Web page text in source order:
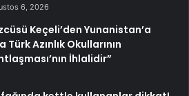
6, 2026
Keçeli’den Yunanistan’a
Türk Azınlık Okullarının
İhlalidir”